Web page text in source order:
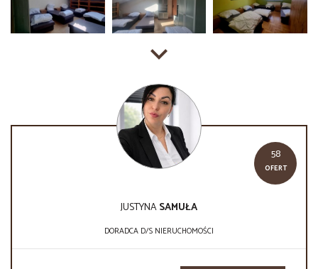
58
OFERT
JUSTYNASAMUŁA
DORADCA D/S NIERUCHOMOŚCI